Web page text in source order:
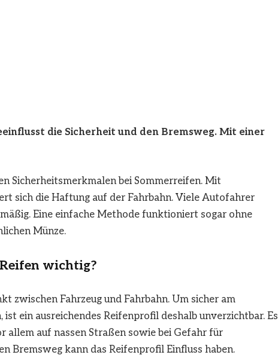
die Sicherheit und den Bremsweg. Mit einer
Sicherheitsmerkmalen bei Sommerreifen. Mit
sich die Haftung auf der Fahrbahn. Viele Autofahrer
Eine einfache Methode funktioniert sogar ohne
Münze.
wichtig?
zwischen Fahrzeug und Fahrbahn. Um sicher am
ein ausreichendes Reifenprofil deshalb unverzichtbar. Es
allem auf nassen Straßen sowie bei Gefahr für
Bremsweg kann das Reifenprofil Einfluss haben.